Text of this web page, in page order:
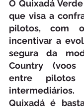
O Quixadá
que visa a
pilotos, com
incentivar a
segura da
Country (voos
entre pilotos
intermediários.
Quixadá é